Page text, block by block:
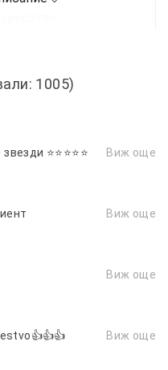
към
и връзки
неупотреба, то
ще бъде
време.
1005)
⭐⭐⭐⭐⭐
Виж още
Виж още
Виж още
Виж още